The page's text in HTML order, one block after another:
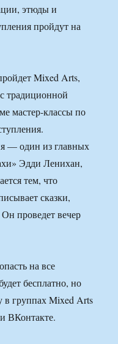
этюды и
пройдут на
Mixed Arts,
традиционной
мастер-классы по
— один из главных
Эдди Ленихан,
тем, что
сказки,
проведет вечер
на все
бесплатно, но
в группах Mixed Arts
ВКонтакте.